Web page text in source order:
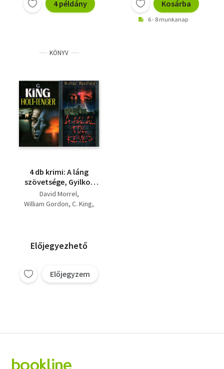
4 példány Kosárba
6 - 8 munkanap
KÖNYV
4 db krimi: A láng
szövetsége, Gyilkos
gének, Holt-tenger, A
halál túl kevés
David Morrel
William Gordon C. King
Előjegyezhető
Előjegyzem